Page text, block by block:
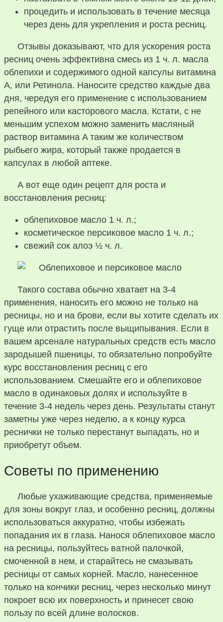
процедить и использовать в течение месяца
через день для укрепления и роста ресниц.
Отзывы доказывают, что для ускорения роста
ресниц очень эффективна смесь из 1 ч. л. масла
облепихи и содержимого одной капсулы витамина
A, или Ретинола. Наносите средство каждые два
дня, чередуя его применение с использованием
репейного или касторового масла. Кстати, с не
меньшим успехом можно заменить масляный
раствор витамина A таким же количеством
рыбьего жира, который также продается в
капсулах в любой аптеке.
А вот еще один рецепт для роста и
восстановления ресниц:
облепиховое масло 1 ч. л.;
косметическое персиковое масло 1 ч. л.;
свежий сок алоэ ½ ч. л.
Такого состава обычно хватает на 3-4
применения, наносить его можно не только на
ресницы, но и на брови, если вы хотите сделать их
гуще или отрастить после выщипывания. Если в
вашем арсенале натуральных средств есть масло
зародышей пшеницы, то обязательно попробуйте
курс восстановления ресниц с его
использованием. Смешайте его и облепиховое
масло в одинаковых долях и используйте в
течение 3-4 недель через день. Результаты станут
заметны уже через неделю, а к концу курса
реснички не только перестанут выпадать, но и
приобретут объем.
Советы по применению
Любые ухаживающие средства, применяемые
для зоны вокруг глаз, и особенно ресниц, должны
использоваться аккуратно, чтобы избежать
попадания их в глаза. Нанося облепиховое масло
на ресницы, пользуйтесь ватной палочкой,
смоченной в нем, и старайтесь не смазывать
ресницы от самых корней. Масло, нанесенное
только на кончики ресниц, через несколько минут
покроет всю их поверхность и принесет свою
пользу по всей длине волосков.